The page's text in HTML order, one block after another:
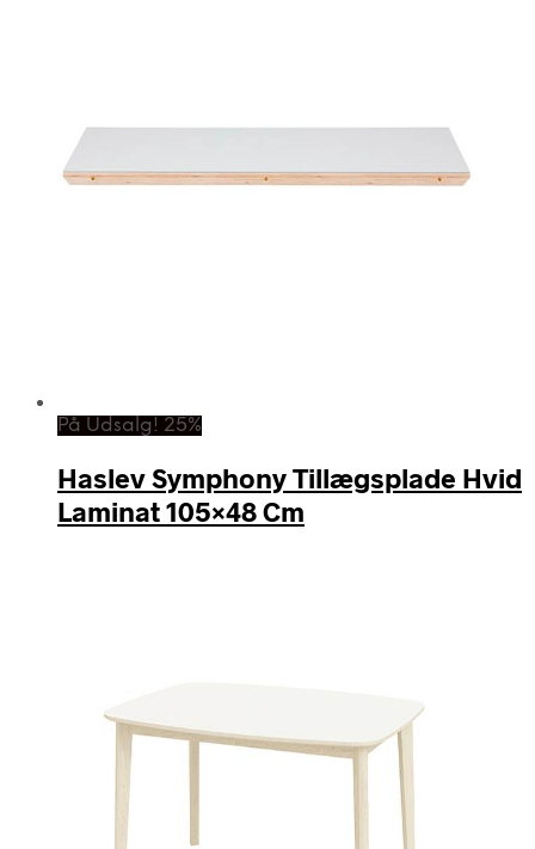
På Udsalg! 25%
Haslev Symphony Tillægsplade Hvid
Laminat 105×48 Cm